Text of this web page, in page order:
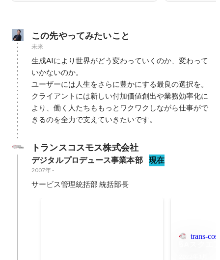
この先やってみたいこと
未来
生成AIにより世界がどう変わっていくのか、変わって
いかないのか。
ユーザーには人生をさらに豊かにする最良の選択を。
クライアントには新しい付加価値創出や業務効率化に
より、働く人たちももっとワクワクしながら仕事がで
きるのを全力で支えていきたいです。
トランスコスモス株式会社
デジタルプロデュース事業本部 現在
2007年-
サービス管理統括部 統括部長
trans-